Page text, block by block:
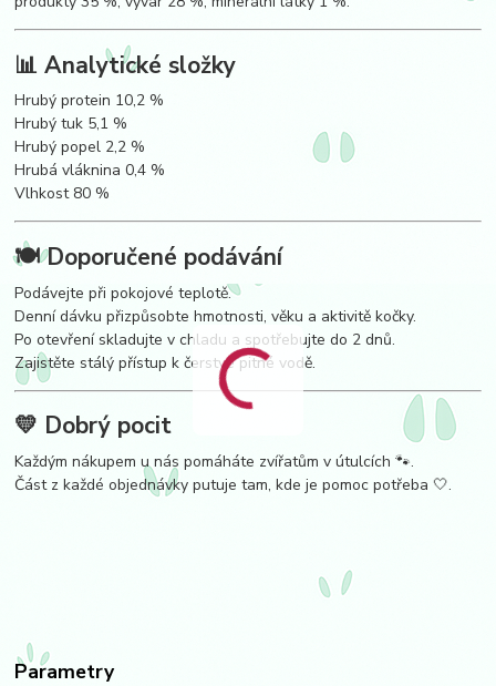
📊 Analytické složky
Hrubý protein 10,2 %
Hrubý tuk 5,1 %
Hrubý popel 2,2 %
Hrubá vláknina 0,4 %
Vlhkost 80 %
🍽 Doporučené podávání
Podávejte při pokojové teplotě.
Denní dávku přizpůsobte hmotnosti, věku a aktivitě kočky.
Po otevření skladujte v chladu a spotřebujte do 2 dnů.
Zajistěte stálý přístup k čerstvé pitné vodě.
💛 Dobrý pocit
Každým nákupem u nás pomáháte zvířatům v útulcích 🐾.
Část z každé objednávky putuje tam, kde je pomoc potřeba 🤍.
Parametry